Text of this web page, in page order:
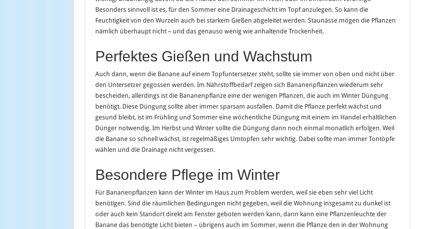
Besonders sinnvoll ist es, für den Sommer eine Drainageschicht im Topf anzulegen. So kann die
Feuchtigkeit von den Wurzeln auch bei starkem Gießen abgeleitet werden. Staunässe mögen die Pflanzen
nämlich überhaupt nicht – und das genauso wenig wie anhaltende Trockenheit.
Perfektes Gießen und Wachstum
Auch dann, wenn die Banane auf einem Topfuntersetzer steht, sollte sie immer von oben und nicht über
den Untersetzer gegossen werden. Im Nährstoffbedarf zeigen sich Bananenpflanzen wiederum sehr
bescheiden, allerdings ist die Bananenpflanze eine der wenigen Pflanzen, die auch im Winter Düngung
benötigt. Diese Düngung sollte aber immer sparsam ausfallen. Damit die Pflanze perfekt wächst und
gesund bleibt, ist im Frühling und Sommer eine wöchentliche Düngung mit einem im Handel erhältlichen
Dünger notwendig. Im Herbst und Winter sollte die Düngung dann noch einmal monatlich erfolgen. Weil
die Banane so schnell wächst, ist regelmäßiges Umtopfen sehr wichtig. Dabei sollte man immer Tontöpfe
wählen und die Drainage nicht vergessen.
Besondere Pflege im Winter
Für Bananenpflanzen kann der Winter im Haus zum Problem werden, weil sie eben sehr viel Licht
benötigen. Sind die räumlichen Bedingungen nicht gegeben, weil die Wohnung insgesamt zu dunkel ist
oder auch kein Standort direkt am Fenster geboten werden kann, dann kann eine Pflanzenleuchte der
Banane das benötigte Licht bieten – übrigens auch im Sommer, wenn die Pflanze den in der Wohnung